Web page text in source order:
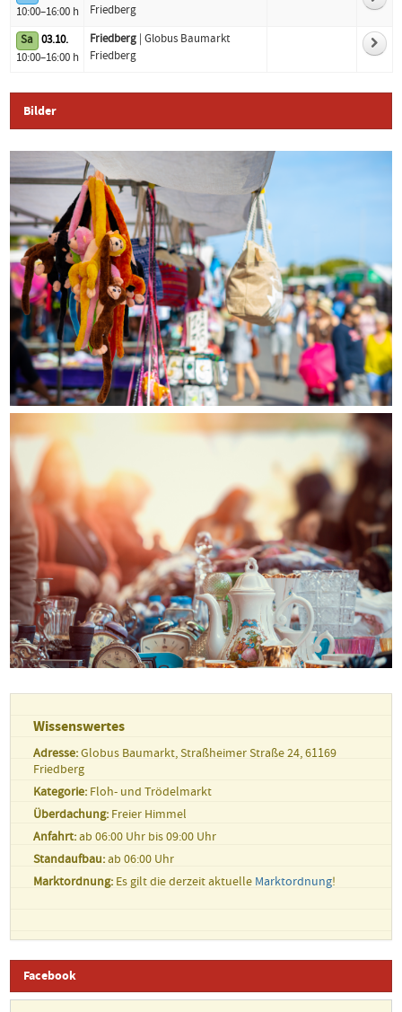
10:00–16:00 h
Friedberg
Sa 03.10.
10:00–16:00 h
Friedberg| Globus Baumarkt
Friedberg
Bilder
Wissenswertes
Adresse:Globus Baumarkt, Straßheimer Straße 24, 61169
Friedberg
Kategorie:Floh- und Trödelmarkt
Überdachung:Freier Himmel
Anfahrt:ab 06:00 Uhr bis 09:00 Uhr
Standaufbau:ab 06:00 Uhr
Marktordnung:Es gilt die derzeit aktuelleMarktordnung!
Facebook